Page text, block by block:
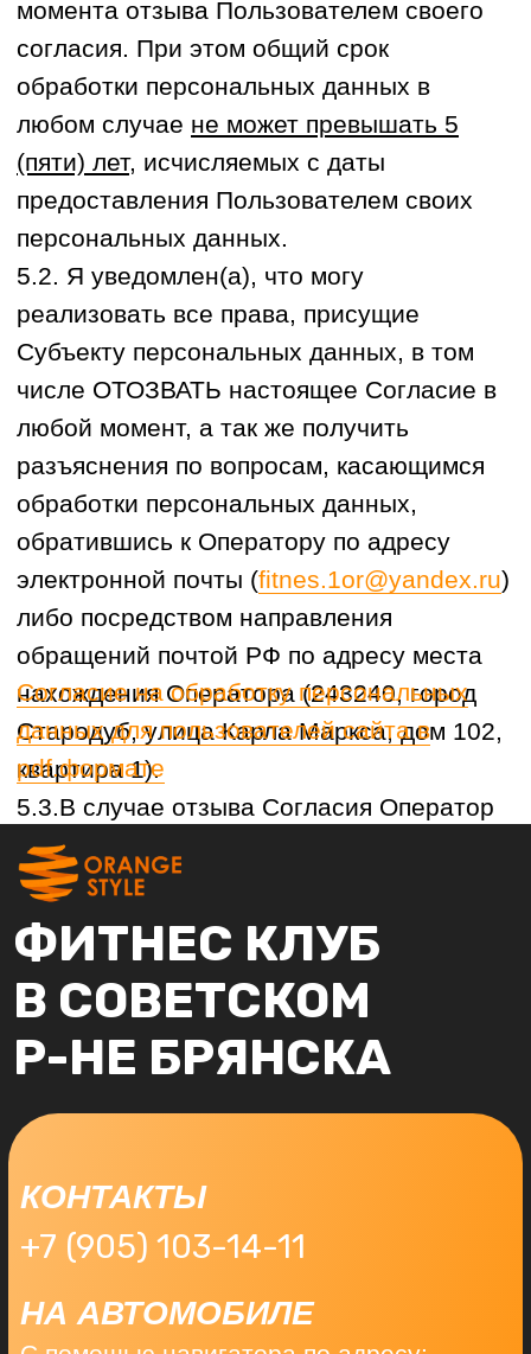
ГРАФИК РАБОТЫ
НА ОБЩЕСТВЕННОМ
ТРАНСПОРТЕ
До остановки "Противопожарный центр "
на автобусе: 5А, 5Б, 25, 37, 48;
: 7,14; маршрутном такси:
35, 36, 42, 43, 44, 150, 166
пн-пт 09:00–22:00
сб-вс 09:00–19:00
ИП Ковалев Евгений Васильевич
ИНН: 322703708948
ОГРНИП: 325320000039527
Юр.адрес: 243240, гор. Стародуб, ул. Карла
Факт.адрес: г. Брянск, ул. Дуки, 37
Телефон:
E-mail:fitnes.1or@yandex.ru
Режим работы:
пн-пт 09:00–22:00, сб-вс 09:00–19:00
Политика в отношении обработки
персональных данных пользователей
Сайта
Согласие на обработку персональных
данных для пользователей сайта
Согласие на обработку персональных
данных с использованием метрических
сервисов и систем аналитики
Согласие на получение рекламно-
информационных сообщений
Не является публичной офертой
© 2022 Непростой Маркетинг. Все права
защищены. Копирование контента/дизайна
преследуется по закону
ВЫБРАТЬ АБОНЕМЕНТ